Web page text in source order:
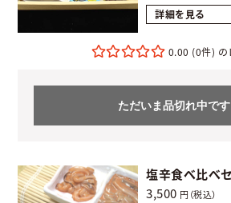
詳細を見る
0.00 (0件)
ただいま品切れ中です
塩辛食べ比べ
3,500 円（税込）